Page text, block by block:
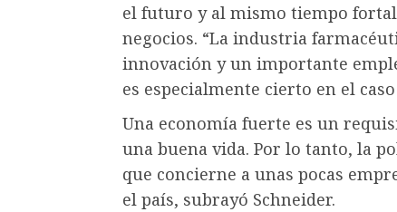
el futuro y al mismo tiempo
negocios. “La industria
innovación y un importante
es especialmente cierto en el
Una economía fuerte es un
una buena vida. Por lo tanto, la
que concierne a unas pocas
el país, subrayó Schneider.